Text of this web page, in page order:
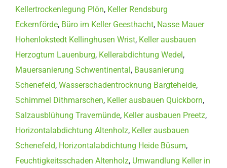
Kellertrockenlegung Plön, Keller Rendsburg
Eckernförde, Büro im Keller Geesthacht, Nasse Mauer
Hohenlokstedt Kellinghusen Wrist, Keller ausbauen
Herzogtum Lauenburg, Kellerabdichtung Wedel,
Mauersanierung Schwentinental, Bausanierung
Schenefeld, Wasserschadentrocknung Bargteheide,
Schimmel Dithmarschen, Keller ausbauen Quickborn,
Salzausblühung Travemünde, Keller ausbauen Preetz,
Horizontalabdichtung Altenholz, Keller ausbauen
Schenefeld, Horizontalabdichtung Heide Büsum,
Feuchtigkeitsschaden Altenholz, Umwandlung Keller in